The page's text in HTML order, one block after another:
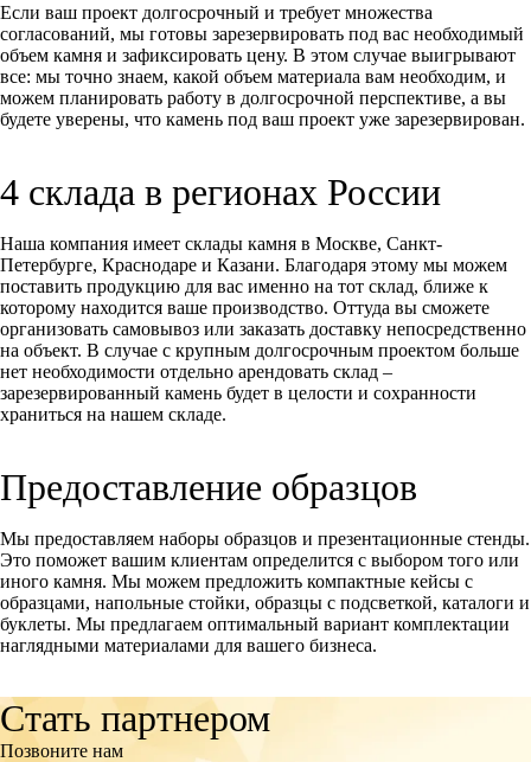
Если ваш проект долгосрочный и требует множества
согласований, мы готовы зарезервировать под вас необходимый
объем камня и зафиксировать цену. В этом случае выигрывают
все: мы точно знаем, какой объем материала вам необходим, и
можем планировать работу в долгосрочной перспективе, а вы
будете уверены, что камень под ваш проект уже зарезервирован.
4 склада в регионах России
Наша компания имеет склады камня в Москве, Санкт-
Петербурге, Краснодаре и Казани. Благодаря этому мы можем
поставить продукцию для вас именно на тот склад, ближе к
которому находится ваше производство. Оттуда вы сможете
организовать самовывоз или заказать доставку непосредственно
на объект. В случае с крупным долгосрочным проектом больше
нет необходимости отдельно арендовать склад –
зарезервированный камень будет в целости и сохранности
храниться на нашем складе.
Предоставление образцов
Мы предоставляем наборы образцов и презентационные стенды.
Это поможет вашим клиентам определится с выбором того или
иного камня. Мы можем предложить компактные кейсы с
образцами, напольные стойки, образцы с подсветкой, каталоги и
буклеты. Мы предлагаем оптимальный вариант комплектации
наглядными материалами для вашего бизнеса.
Стать партнером
Позвоните нам